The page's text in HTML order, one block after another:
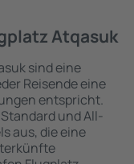
Atqasuk
sind eine
Reisende eine
entspricht.
und All-
aus, die eine